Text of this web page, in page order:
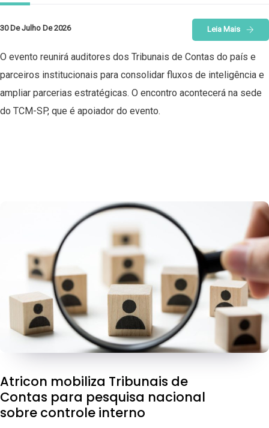
30 De Julho De 2026 Leia Mais
O evento reunirá auditores dos Tribunais de Contas do país e
parceiros institucionais para consolidar fluxos de inteligência e
ampliar parcerias estratégicas. O encontro acontecerá na sede
do TCM-SP, que é apoiador do evento.
Atricon mobiliza Tribunais de
Contas para pesquisa nacional
sobre controle interno